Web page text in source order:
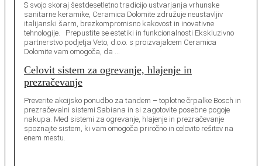
S svojo skoraj šestdesetletno tradicijo ustvarjanja vrhunske
sanitarne keramike, Ceramica Dolomite združuje neustavljiv
italijanski šarm, brezkompromisno kakovost in inovativne
tehnologije. Prepustite se estetiki in funkcionalnosti Ekskluzivno
partnerstvo podjetja Veto, d.o.o. s proizvajalcem Ceramica
Dolomite vam omogoča, da …
Celovit sistem za ogrevanje, hlajenje in
prezračevanje
Preverite akcijsko ponudbo za tandem – toplotne črpalke Bosch in
prezračevalni sistemi Sabiana in si zagotovite posebne pogoje
nakupa. Med sistemi za ogrevanje, hlajenje in prezračevanje
spoznajte sistem, ki vam omogoča priročno in celovito rešitev na
enem mestu.